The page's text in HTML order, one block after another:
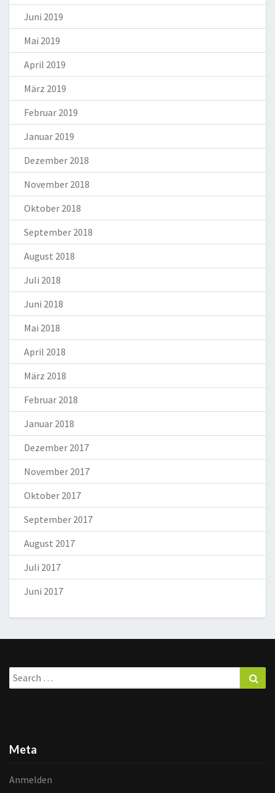
Juni 2019
Mai 2019
April 2019
März 2019
Februar 2019
Januar 2019
Dezember 2018
November 2018
Oktober 2018
September 2018
August 2018
Juli 2018
Juni 2018
Mai 2018
April 2018
März 2018
Februar 2018
Januar 2018
Dezember 2017
November 2017
Oktober 2017
September 2017
August 2017
Juli 2017
Juni 2017
Search
for:
Meta
Anmelden